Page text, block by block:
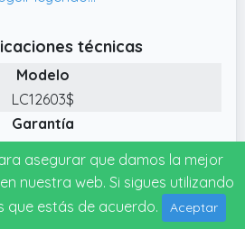
Metal); chaleco de
con frascos de hidratación
(EUR): L
actualizado con tejidos
de movimiento, malla
óptima comodidad y
para mantener el chaleco
técnicas
Modelo
LC12603$
Garantía
manufacturer
de lanzamiento
asegurar que damos la mejor
nuestra web. Si sigues utilizando
que estás de acuerdo.
Aceptar